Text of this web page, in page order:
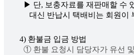
▶ 단, 보충자료를 재판매할
① 환불 요청시 담당자가 유선